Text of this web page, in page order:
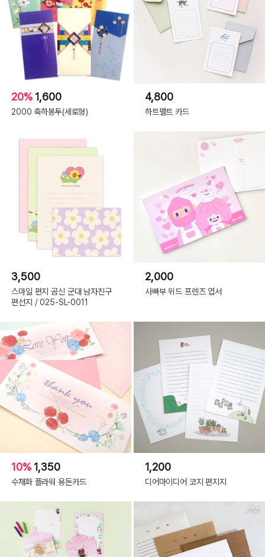
상품상세
사이즈 : 봉투 55mm 길이 75mm 너비 75mm / 편지지 80mm 길이 80mm
너비 110mm
20% 1,600
2000 축하봉투(세로형)
4,800
하트펠트 카드
3,500
스마일 편지 곰신 군대 남자친구
편선지 / 025-SL-0011
2,000
사빠부 위드 프렌즈 엽서
10% 1,350
수채화 플라워 용돈카드
1,200
디어마이디어 코지 편지지